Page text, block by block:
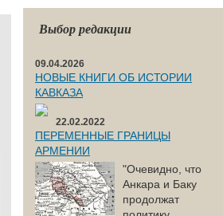
Выбор редакции
09.04.2026
НОВЫЕ КНИГИ ОБ ИСТОРИИ
КАВКАЗА
22.02.2022
ПЕРЕМЕННЫЕ ГРАНИЦЫ
АРМЕНИИ
"Очевидно, что
Анкара и Баку
продолжат